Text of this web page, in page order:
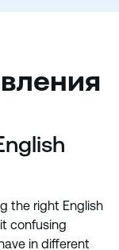
the right English
confusing
in different